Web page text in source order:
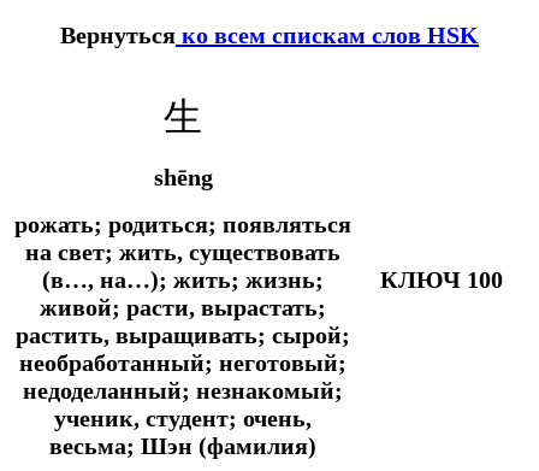
Вернуться ко всем спискам слов HSK
生
shēng
рожать; родиться; появляться
на свет; жить, существовать
(в…, на…); жить; жизнь;
живой; расти, вырастать;
растить, выращивать; сырой;
необработанный; неготовый;
недоделанный; незнакомый;
ученик, студент; очень,
весьма; Шэн (фамилия)
КЛЮЧ 100